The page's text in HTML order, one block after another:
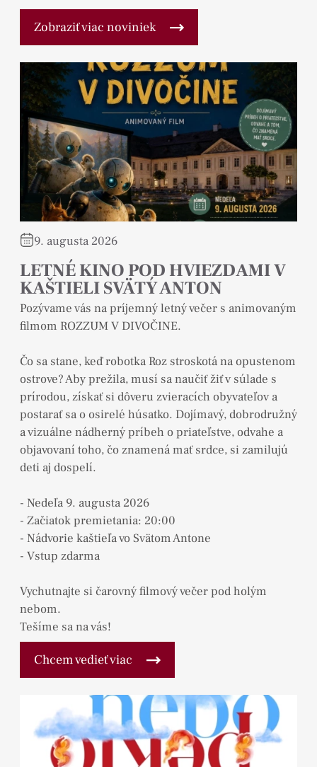
Zobraziť viac noviniek
9. augusta 2026
LETNÉ KINO POD HVIEZDAMI V
KAŠTIELI SVÄTÝ ANTON
Pozývame vás na príjemný letný večer s animovaným
filmom ROZZUM V DIVOČINE.
Čo sa stane, keď robotka Roz stroskotá na opustenom
ostrove? Aby prežila, musí sa naučiť žiť v súlade s
prírodou, získať si dôveru zvieracích obyvateľov a
postarať sa o osirelé húsatko. Dojímavý, dobrodružný
a vizuálne nádherný príbeh o priateľstve, odvahe a
objavovaní toho, čo znamená mať srdce, si zamilujú
deti aj dospelí.
- Nedeľa 9. augusta 2026
- Začiatok premietania: 20:00
- Nádvorie kaštieľa vo Svätom Antone
- Vstup zdarma
Vychutnajte si čarovný filmový večer pod holým
nebom.
Tešíme sa na vás!
Chcem vedieť viac